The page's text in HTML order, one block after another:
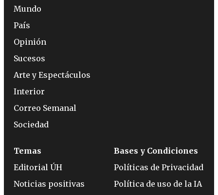
Mundo
País
Opinión
Sucesos
Arte y Espectáculos
Interior
Correo Semanal
Sociedad
Temas
Editorial ÚH
Noticias positivas
Bases y Condiciones
Políticas de Privacidad
Política de uso de la IA